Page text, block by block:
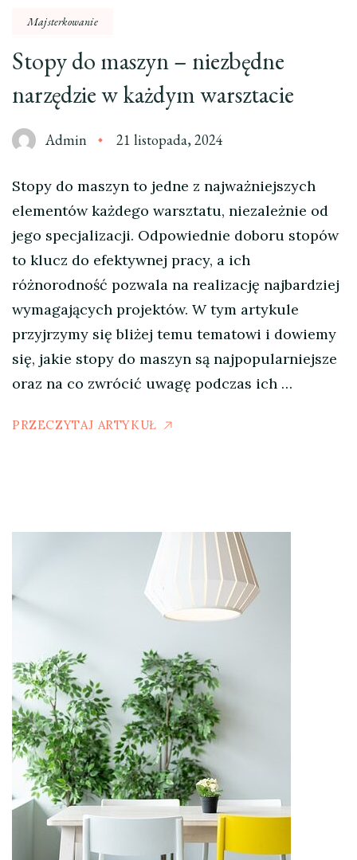
Majsterkowanie
Stopy do maszyn – niezbędne
narzędzie w każdym warsztacie
Admin 21 listopada, 2024
Stopy do maszyn to jedne z najważniejszych
elementów każdego warsztatu, niezależnie od
jego specjalizacji. Odpowiednie doboru stopów
to klucz do efektywnej pracy, a ich
różnorodność pozwala na realizację najbardziej
wymagających projektów. W tym artykule
przyjrzymy się bliżej temu tematowi i dowiemy
się, jakie stopy do maszyn są najpopularniejsze
oraz na co zwrócić uwagę podczas ich …
PRZECZYTAJ ARTYKUŁ